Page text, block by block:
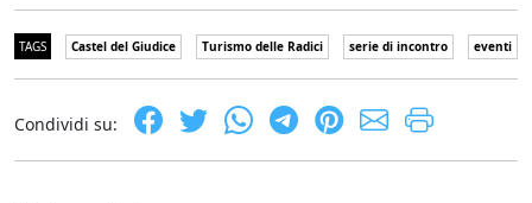
TAGS Castel del Giudice Turismo delle Radici serie di incontro eventi
Condividi su: